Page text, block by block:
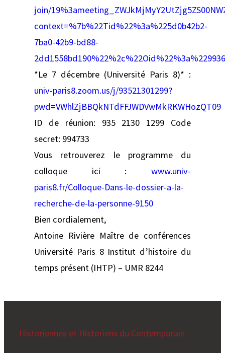
join/
context=%7b%22Tid%22%3a%225d0b42b2-
7ba0-42b9-bd88-
*Le 7 décembre (Université Paris 8)* :
univ-paris8.zoom.us/j/93521301299?
pwd=VWhlZjBBQkNTdFFJWDVwMkRKWHozQT09
ID de réunion: 935 2130 1299 Code
secret: 994733
Vous retrouverez le programme du
colloque ici : www.univ-
paris8.fr/Colloque-Dans-le-dossier-a-la-
recherche-de-la-personne-9150
Bien cordialement,
Antoine Rivière Maître de conférences
Université Paris 8 Institut d’histoire du
temps présent (IHTP) – UMR 8244
Historiennes et Historiens du Contemporain